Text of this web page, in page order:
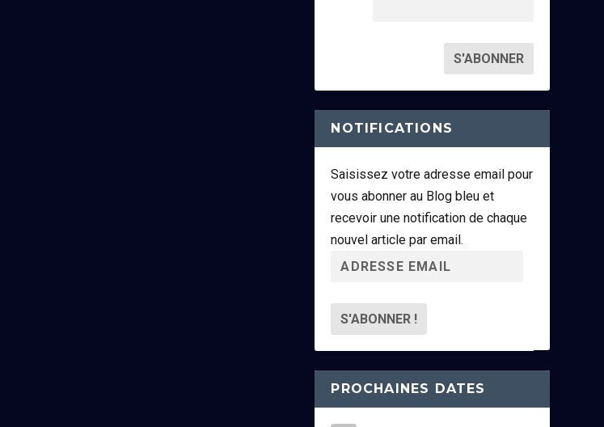
NOTIFICATIONS
Saisissez votre adresse email pour
vous abonner au Blog bleu et
recevoir une notification de chaque
nouvel article par email.
r
s
s
e
PROCHAINES DATES